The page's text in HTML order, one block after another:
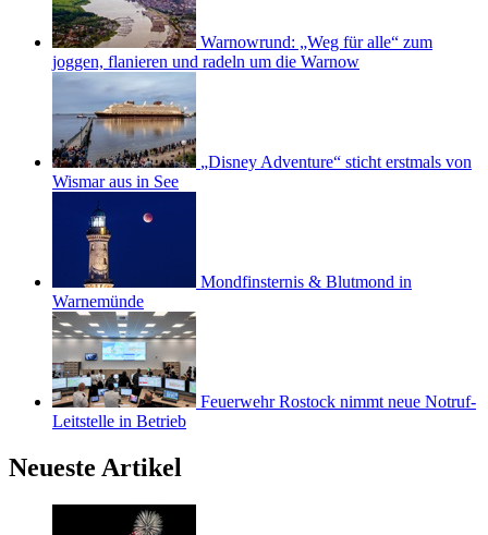
Warnowrund: „Weg für alle“ zum
joggen, flanieren und radeln um die Warnow
„Disney Adventure“ sticht erstmals von
Wismar aus in See
Mondfinsternis & Blutmond in
Warnemünde
Feuerwehr Rostock nimmt neue Notruf-
Leitstelle in Betrieb
Neueste Artikel